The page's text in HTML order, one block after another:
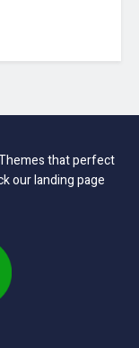
that perfect
our landing page